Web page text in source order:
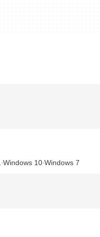
Windows 10 Windows 7